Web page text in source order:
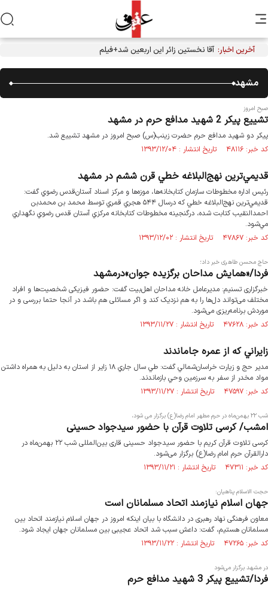
آخرین اخبار: آقا نخستین زائر این اربعین شد+فیلم
مشهد
صبح امروز
تشییع پیکر 2 شهید مدافع حرم در مشهد
پیکر دو شهید مدافع حرم حضرت زینب(س) صبح امروز در مشهد تشییع شد.
کد خبر: ۴۸۱۱۶ تاریخ انتشار : ۱۳۹۳/۱۲/۰۴
قديمي‌ترين نهج‌البلاغه خطي‌ قرن ششم در مشهد
رئيس اداره مخطوطات سازمان كتابخانه‌ها، موزه‌ها و مركز اسناد آستان‌قدس رضوي گفت:
قديمي‌ترين نهج‌البلاغه خطي كه درسال ۵۴۴ هجري قمري توسط محمد بن محمدبن
احمدالنقيب كتابت شده، درگنجينه مخطوطات كتابخانه مركزي آستان قدس رضوي نگهداري
مي‌شود.
کد خبر: ۴۷۸۶۷ تاریخ انتشار : ۱۳۹۳/۱۲/۰۲
حاج محسن طاهری خبر داد؛
فردا/«همایش مداحان برگزیده جوان»درمشهد
خبرگزاری تسنیم: مدیرعامل خانه مداحان اهل‌بیت گفت: حضور فیزیکی شخصیت‌ها و افراد
مختلف می‌تواند دل‌ها را به هم نزدیک کند و اگر مسائلی هم باشد در آنجا حتما بررسی و در
موردش برنامه‌ریزی می‌شود.
کد خبر: ۴۷۶۲۸ تاریخ انتشار : ۱۳۹۳/۱۱/۲۷
زايراني كه از عمره جاماندند
مدير حج و زيارت خراسان‌شمالي گفت: طي سال جاري ۱۸ زاير از استان به دليل به همراه داشتن
مواد مخدر از سفر به سرزمين وحي بازماندند.
کد خبر: ۴۷۵۹۷ تاریخ انتشار : ۱۳۹۳/۱۱/۲۷
شب ۲۲ بهمن‌ماه در حرم مطهر امام رضا(ع) برگزار می شود،
امشب/ کرسی تلاوت قرآن با حضور سید‌جواد حسینی
کرسی تلاوت قرآن کریم با حضور سید‌جواد حسینی قاری بین‌المللی شب ۲۲ بهمن‌ماه در
دارالقرآن حرم امام رضا(ع) برگزار می‌شود.
کد خبر: ۴۷۳۱۱ تاریخ انتشار : ۱۳۹۳/۱۱/۲۱
حجت الاسلام پناهیان:
جهان اسلام نیازمند اتحاد مسلمانان است
معاون فرهنگی نهاد رهبری در دانشگاه با بیان اینکه امروز در جهان اسلام نیازمند اتحاد بین
مسلمانان هستیم، گفت: داعش سبب شد اتحاد عجیبی بین مسلمانان جهان ایجاد شود.
کد خبر: ۴۷۲۶۵ تاریخ انتشار : ۱۳۹۳/۱۱/۲۲
در مشهد برگزار می‌شود
فردا/تشییع پیکر 3 شهید مدافع حرم